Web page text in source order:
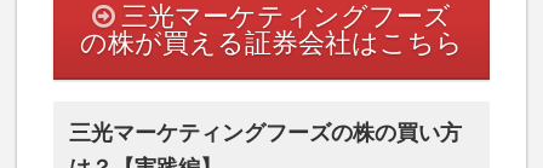
三光マーケティングフーズ
の株が買える証券会社はこちら
三光マーケティングフーズの株の買い方